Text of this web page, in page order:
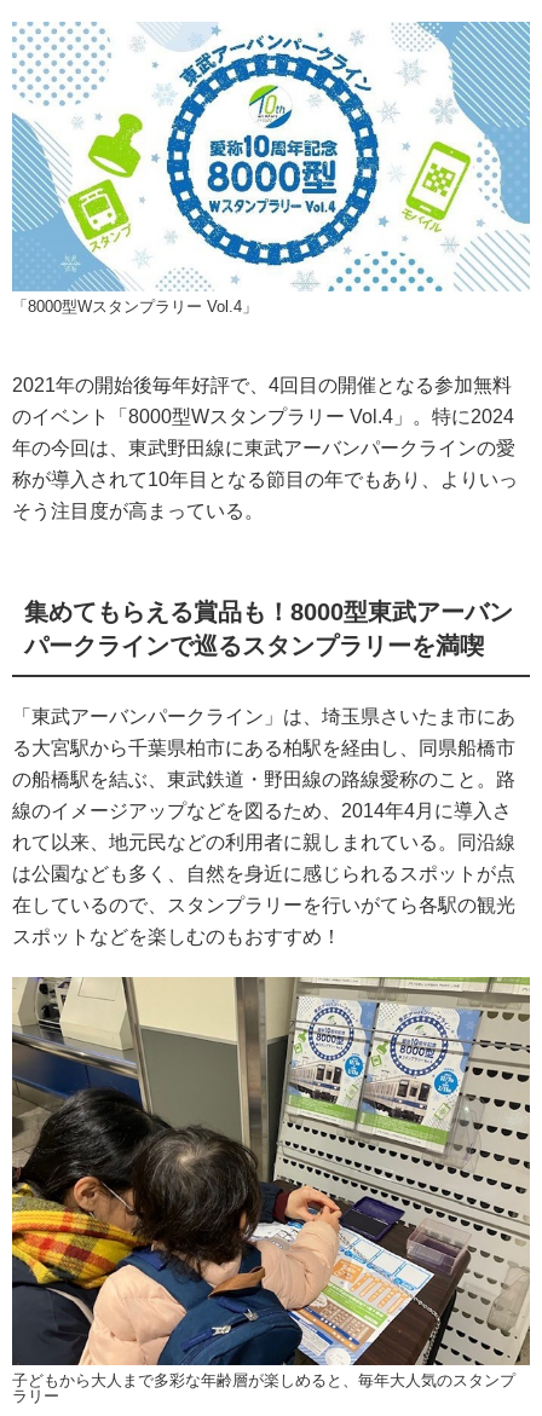
「8000型Wスタンプラリー Vol.4」
2021年の開始後毎年好評で、4回目の開催となる参加無料
のイベント「8000型Wスタンプラリー Vol.4」。特に2024
年の今回は、東武野田線に東武アーバンパークラインの愛
称が導入されて10年目となる節目の年でもあり、よりいっ
そう注目度が高まっている。
集めてもらえる賞品も！8000型東武アーバン
パークラインで巡るスタンプラリーを満喫
「東武アーバンパークライン」は、埼玉県さいたま市にあ
る大宮駅から千葉県柏市にある柏駅を経由し、同県船橋市
の船橋駅を結ぶ、東武鉄道・野田線の路線愛称のこと。路
線のイメージアップなどを図るため、2014年4月に導入さ
れて以来、地元民などの利用者に親しまれている。同沿線
は公園なども多く、自然を身近に感じられるスポットが点
在しているので、スタンプラリーを行いがてら各駅の観光
スポットなどを楽しむのもおすすめ！
子どもから大人まで多彩な年齢層が楽しめると、毎年大人気のスタンプ
ラリー